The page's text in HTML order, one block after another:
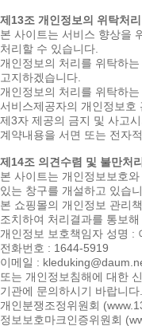
제13조 개인정보의 위탁처리
본 사이트는 서비스 향상을
처리할 수 있습니다.
개인정보의 처리를 위탁하
고지하겠습니다.
개인정보의 처리를 위탁하
서비스제공자의 개인정보호
제3자 제공의 금지 및 사고
계약내용을 서면 또는 전자
제14조 의견수렴 및 불만처리
본 사이트는 개인정보보호
있는 창구를 개설하고 있습
본 쇼핑몰의 개인정보 관리
조치하여 처리결과를 통보해
개인정보 보호책임자 성명 :
전화번호 : 1644-5919
이메일 :
또는 개인정보침해에 대한
기관에 문의하시기 바랍니다.
개인분쟁조정위원회
정보보호마크인증위원회